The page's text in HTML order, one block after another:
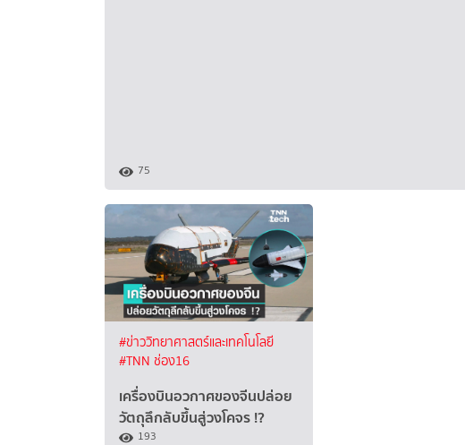
75
#ข่าววิทยาศาสตร์และเทคโนโลยี
#TNN ช่อง16
เครื่องบินอวกาศของจีนปล่อย
วัตถุลึกลับขึ้นสู่วงโคจร !?
193